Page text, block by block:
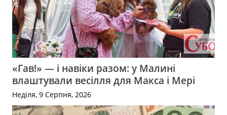
«Гав!» — і навіки разом: у Малині
влаштували весілля для Макса і Мері
Неділя, 9 Серпня, 2026